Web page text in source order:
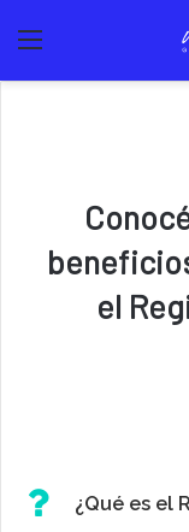
Menú
el
¿Qué es el